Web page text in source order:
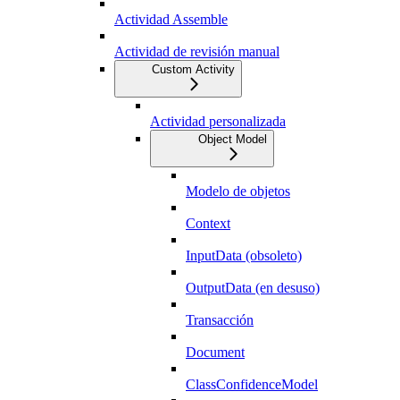
Actividad Assemble
Actividad de revisión manual
Custom Activity
Actividad personalizada
Object Model
Modelo de objetos
Context
InputData (obsoleto)
OutputData (en desuso)
Transacción
Document
ClassConfidenceModel